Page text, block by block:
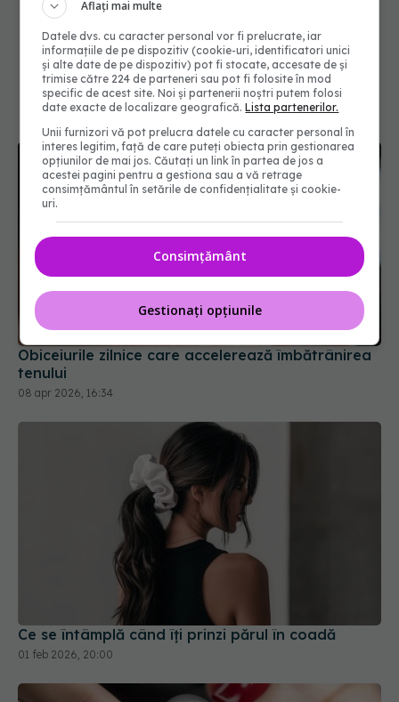
Obiceiurile zilnice care accelerează îmbătrânirea
tenului
08 apr 2026, 16:34
Ce se întâmplă când îți prinzi părul în coadă
01 feb 2026, 20:00
Aflați mai multe
Datele dvs. cu caracter personal vor fi prelucrate, iar
informațiile de pe dispozitiv (cookie-uri, identificatori unici
și alte date de pe dispozitiv) pot fi stocate, accesate de și
trimise către 224 de parteneri sau pot fi folosite în mod
specific de acest site. Noi și partenerii noștri putem folosi
date exacte de localizare geografică.Lista partenerilor.
Unii furnizori vă pot prelucra datele cu caracter personal în
interes legitim, față de care puteți obiecta prin gestionarea
opțiunilor de mai jos. Căutați un link în partea de jos a
acestei pagini pentru a gestiona sau a vă retrage
consimțământul în setările de confidențialitate și cookie-
uri.
Consimțământ
Gestionați opțiunile